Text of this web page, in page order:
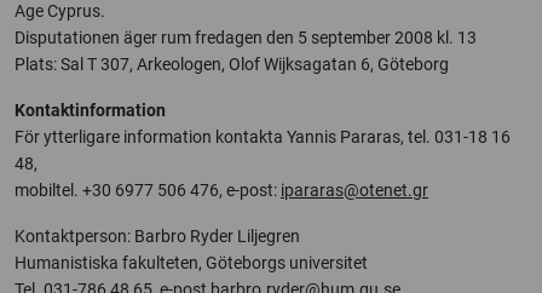
Age Cyprus.
Disputationen äger rum fredagen den 5 september 2008 kl. 13
Plats: Sal T 307, Arkeologen, Olof Wijksagatan 6, Göteborg
Kontaktinformation
För ytterligare information kontakta Yannis Pararas, tel. 031-18 16
48,
mobiltel. +30 6977 506 476, e-post: ipararas@otenet.gr
Kontaktperson: Barbro Ryder Liljegren
Humanistiska fakulteten, Göteborgs universitet